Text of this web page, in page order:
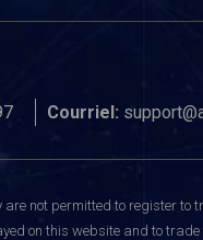
Courriel:
are not permitted to register to
on this website and to